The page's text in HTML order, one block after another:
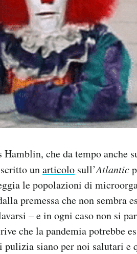
che da tempo anche
unarticolo sull’Atlantic
le popolazioni di
premessa che non sembra
– e in ogni caso non si
che la pandemia potrebbe
pulizia siano per noi salutari e